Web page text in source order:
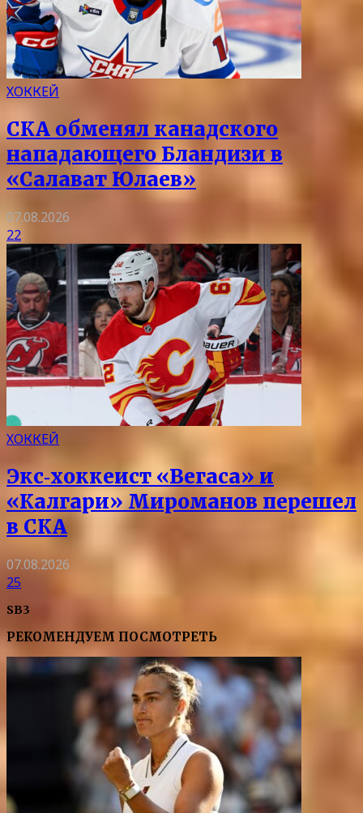
ХОККЕЙ
СКА обменял канадского
нападающего Бландизи в
«Салават Юлаев»
07.08.2026
22
ХОККЕЙ
Экс‑хоккеист «Вегаса» и
«Калгари» Мироманов перешел
в СКА
07.08.2026
25
SB3
РЕКОМЕНДУЕМ ПОСМОТРЕТЬ